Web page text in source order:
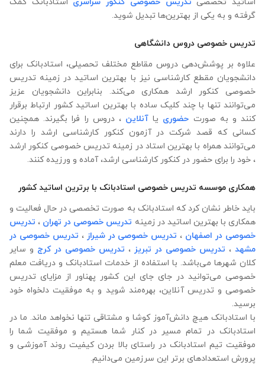
گرفته و به یکی از بهترین‌ها تبدیل شوید.
تدریس خصوصی دروس دانشگاهی
علاوه ‌بر پوشش‌دهی دروس مقاطع مختلف تحصیلی، استادبانک برای
دانشجویان مقطع کارشناسی نیز با بهترین اساتید در زمینه تدریس
خصوصی کنکور ارشد همکاری می‌کند. بنابراین دانشجویان عزیز
می‌توانند تنها با چند کلیک ساده با بهترین اساتید کشور ارتباط برقرار
کنند و به صورت حضوری یا آنلاین ، دروس را فرا بگیرند. همچنین
کسانی که قصد شرکت در آزمون کنکور کارشناسی ارشد را دارند
می‌توانند همراه با بهترین استاد در زمینه تدریس خصوصی کنکور ارشد
، خود را برای حضور در کنکور کارشناسی ارشد، آماده و ورزیده کنند.
همکاری موسسه تدریس خصوصی استادبانک با برترین اساتید کشور
باید خاطر نشان کرد که استادبانک به صورت تخصصی در حال فعالیت و
همکاری با بهترین اساتید در زمینه تدریس خصوصی در تهران ، تدریس
خصوصی در اصفهان ، تدریس خصوصی در شیراز، تدریس خصوصی در
مشهد ، تدریس خصوصی در تبریز ، تدریس خصوصی در کرج و سایر
کلان شهرها می‌باشد. با استفاده از خدمات استادبانک و دریافت معلم
خصوصی می‌توانید در جای جای این کشور پهناور از مزایای تدریس
خصوصی و تدریس آنلاین، بهره‌مند شوید و به موفقیت دلخواه خود
برسید.
با استادبانک هیچ دانش‌آموز کوشا و مشتاقی تنها نخواهد ماند. ما در
استادبانک در تمام مسیر در کنار شما هستیم و موفقیت شما را
موفقیت تیم استادبانک در راستای بالا بردن کیفیت روند آموزشی و
پرورش استعدادهای برتر این سرزمین می‌دانیم.